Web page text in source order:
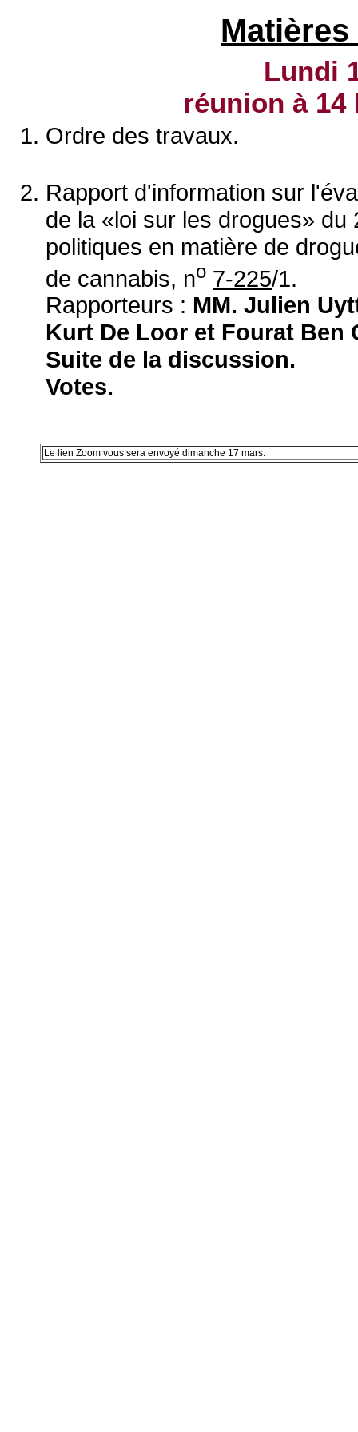
Lundi
réunion à 14
Ordre des travaux.
Rapport d'information sur
de la «loi sur les drogues»
politiques en matière de
de cannabis, no 7-225/1.
Rapporteurs : MM. Julien
Kurt De Loor et Fourat Ben
Suite de la discussion.
Votes.
Le lien Zoom vous sera envoyé dimanche 17 mars.